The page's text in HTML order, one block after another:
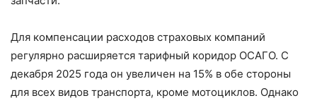
Для компенсации расходов страховых компаний
регулярно расширяется тарифный коридор ОСАГО. С
декабря 2025 года он увеличен на 15% в обе стороны
для всех видов транспорта, кроме мотоциклов. Однако